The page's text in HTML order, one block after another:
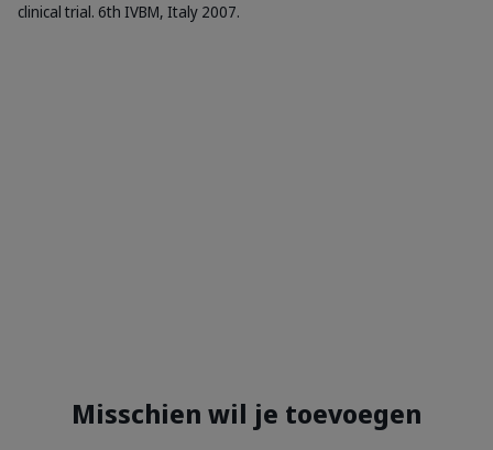
clinical trial. 6th IVBM, Italy 2007.
Misschien wil je toevoegen